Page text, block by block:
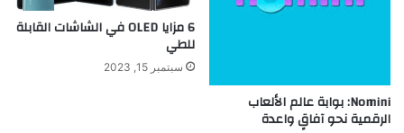
Nomini: بوابة عالم الألعاب
الرقمية نحو آفاقٍ واعدة
6 مزايا OLED في الشاشات القابلة
للطي
سبتمبر 15, 2023